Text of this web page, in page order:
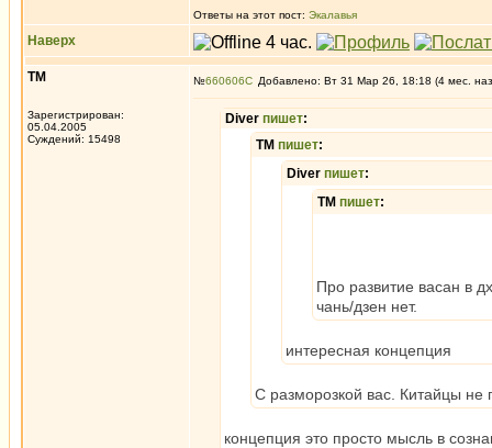
Ответы на этот пост: Экалавья
Наверх
ТМ
Зарегистрирован:
05.04.2005
Суждений: 15498
№660606 Добавлено: Вт 31 Мар 26, 18:18 (4 мес.
Diver пишет:
ТМ пишет:
Diver пишет:
ТМ пишет:
Про развитие васан в
чань/дзен нет.
интересная концепция
С разморозкой вас. Китайцы
концепция это просто мысль в